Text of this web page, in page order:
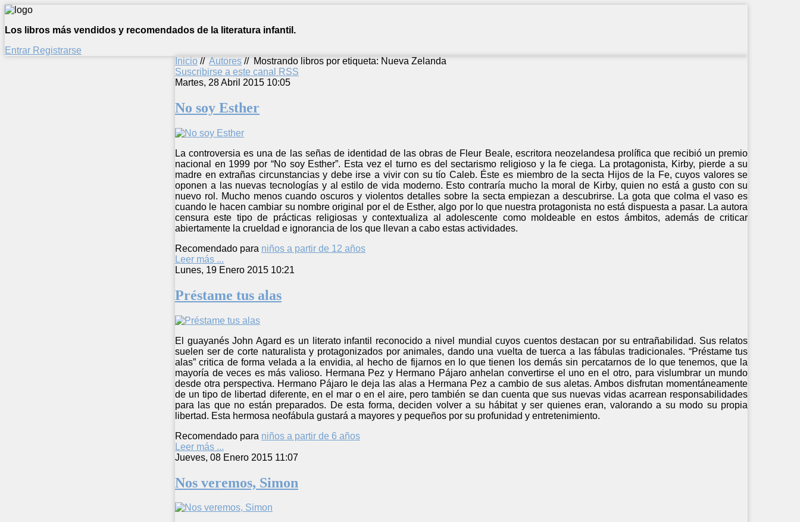
Los libros más vendidos y recomendados de la literatura infantil.
Entrar Registrarse
Inicio // Autores // Mostrando libros por etiqueta: Nueva Zelanda
Suscribirse a este canal RSS
Martes, 28 Abril 2015 10:05
No soy Esther
La controversia es una de las señas de identidad de las obras de Fleur Beale, escritora neozelandesa prolífica que recibió un premio
nacional en 1999 por “No soy Esther”. Esta vez el turno es del sectarismo religioso y la fe ciega. La protagonista, Kirby, pierde a su
madre en extrañas circunstancias y debe irse a vivir con su tío Caleb. Éste es miembro de la secta Hijos de la Fe, cuyos valores se
oponen a las nuevas tecnologías y al estilo de vida moderno. Esto contraría mucho la moral de Kirby, quien no está a gusto con su
nuevo rol. Mucho menos cuando oscuros y violentos detalles sobre la secta empiezan a descubrirse. La gota que colma el vaso es
cuando le hacen cambiar su nombre original por el de Esther, algo por lo que nuestra protagonista no está dispuesta a pasar. La autora
censura este tipo de prácticas religiosas y contextualiza al adolescente como moldeable en estos ámbitos, además de criticar
abiertamente la crueldad e ignorancia de los que llevan a cabo estas actividades.
Recomendado para niños a partir de 12 años
Leer más ...
Lunes, 19 Enero 2015 10:21
Préstame tus alas
El guayanés John Agard es un literato infantil reconocido a nivel mundial cuyos cuentos destacan por su entrañabilidad. Sus relatos
suelen ser de corte naturalista y protagonizados por animales, dando una vuelta de tuerca a las fábulas tradicionales. “Préstame tus
alas” critica de forma velada a la envidia, al hecho de fijarnos en lo que tienen los demás sin percatarnos de lo que tenemos, que la
mayoría de veces es más valioso. Hermana Pez y Hermano Pájaro anhelan convertirse el uno en el otro, para vislumbrar un mundo
desde otra perspectiva. Hermano Pájaro le deja las alas a Hermana Pez a cambio de sus aletas. Ambos disfrutan momentáneamente
de un tipo de libertad diferente, en el mar o en el aire, pero también se dan cuenta que sus nuevas vidas acarrean responsabilidades
para las que no están preparados. De esta forma, deciden volver a su hábitat y ser quienes eran, valorando a su modo su propia
libertad. Esta hermosa neofábula gustará a mayores y pequeños por su profunidad y entretenimiento.
Recomendado para niños a partir de 6 años
Leer más ...
Jueves, 08 Enero 2015 11:07
Nos veremos, Simon